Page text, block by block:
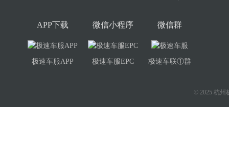
APP下载
极速车服APP
微信小程序
极速车服EPC
微信群
极速车联①群
© 2025 杭州